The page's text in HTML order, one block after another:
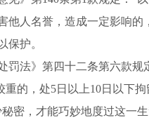
他人名誉，造成一定影响的
保护。
》第四十二条第六款规
的，处5日以上10日以下拘
，才能巧妙地度过这一生